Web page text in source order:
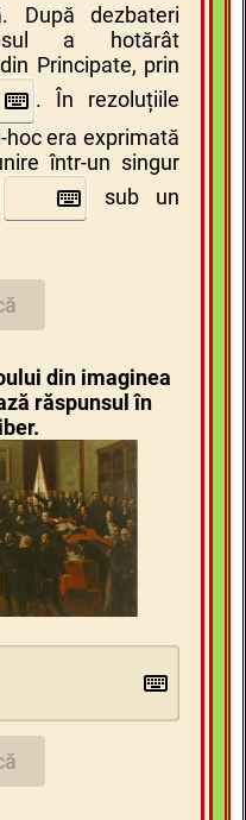
După dezbateri
a hotărât
Principate, prin
. În rezoluțiile
era exprimată
într-un singur
sub un
din imaginea
răspunsul în